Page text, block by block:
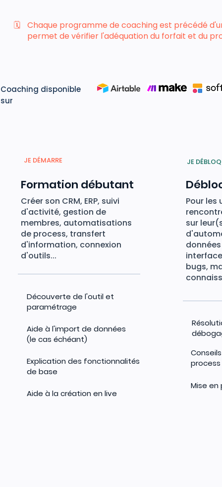
🗓️
Chaque programme de coaching est précédé
permet de vérifier l'adéquation du forfait et du
Coaching disponible
sur
JE DÉMARRE
Formation débutant
Créer son CRM, ERP, suivi
d'activité, gestion de
membres, automatisations
de process, transfert
d'information, connexion
d'outils...
Découverte de l'outil et
paramétrage
Aide à l'import de données
(le cas échéant)
Explication des fonctionnalités
de base
Aide à la création en live
JE
Pour les
sur
bugs,
Mise